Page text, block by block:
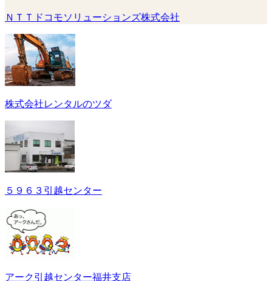
ＮＴＴドコモソリューションズ株式会社
株式会社レンタルのツダ
５９６３引越センター
アーク引越センター福井支店